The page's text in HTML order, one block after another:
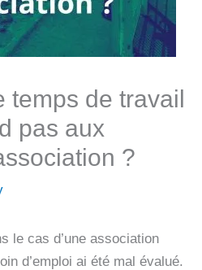
temps de travail
pas aux
?
le cas d’une association
d’emploi ai été mal évalué.